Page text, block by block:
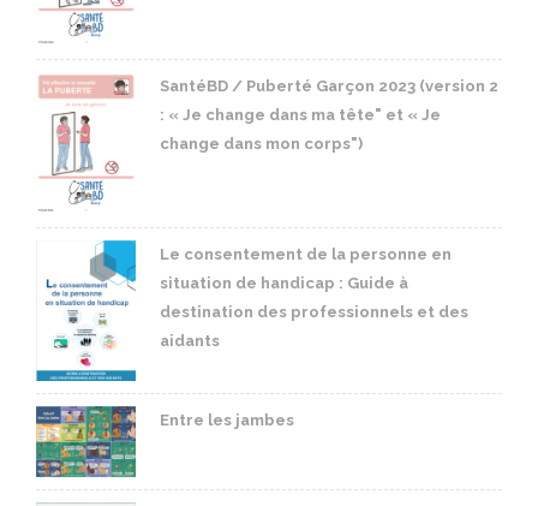
SantéBD / Puberté Garçon 2023 (version 2
: « Je change dans ma tête" et « Je
change dans mon corps")
Le consentement de la personne en
situation de handicap : Guide à
destination des professionnels et des
aidants
Entre les jambes